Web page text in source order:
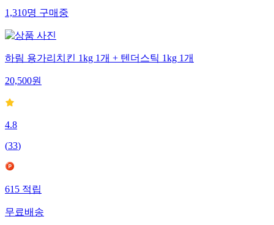
1,310명구매중
하림 용가리치킨 1kg 1개 + 텐더스틱 1kg 1개
20,500원
4.8
(33)
615적립
무료배송